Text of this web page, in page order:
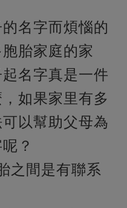
名字而煩惱的
胎家庭的家
名字真是一件
如果家里有多
以幫助父母為
？
之間是有聯系